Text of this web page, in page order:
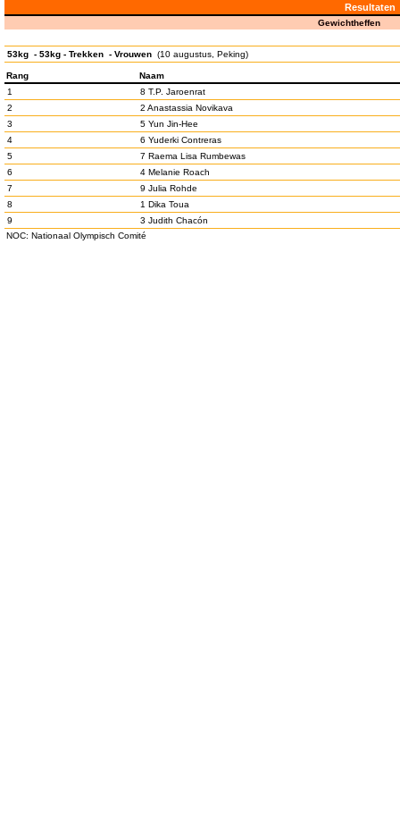
Resultaten
Gewichtheffen
53kg - 53kg - Trekken - Vrouwen (10 augustus, Peking)
Rang
Naam
1
8 T.P. Jaroenrat
2
2 Anastassia Novikava
3
5 Yun Jin-Hee
4
6 Yuderki Contreras
5
7 Raema Lisa Rumbewas
6
4 Melanie Roach
7
9 Julia Rohde
8
1 Dika Toua
9
3 Judith Chacón
NOC: Nationaal Olympisch Comité